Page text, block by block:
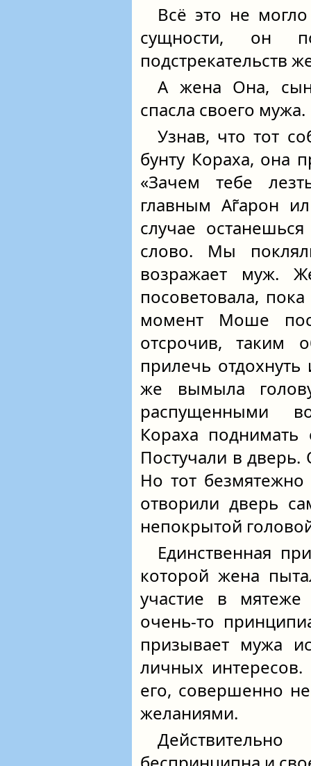
Всё это не
сущности, он
подстрекательств
А жена Она,
спасла своего мужа.
Узнав, что тот
бунту Кораха, она
«Зачем тебе
главным Аг̃арон
случае
слово. Мы
возражает муж.
посоветовала,
момент Моше
отсрочив, таким
прилечь
же вымыла
распущенными
Кораха поднимать
Постучали в
Но тот
отворили дверь
непокрытой
Единственная
которой жена
участие в мятеже
очень-то
призывает мужа
личных
его, совершенно
желаниями.